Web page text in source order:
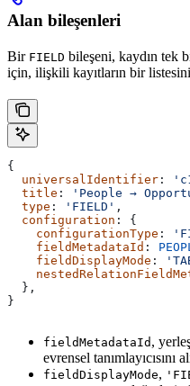
Alan bileşenleri
Bir FIELD bileşeni, kaydın tek
için, ilişkili kayıtların bir
{
  universalIdentifier
:
  title
: 'People →
  type
: 'FIELD' ,
  configuration
: {
    configurationType
:
    fieldMetadataId
:
    fieldDisplayMode
:
  },
}
fieldMetadataId ,
evrensel tanımlayıcısını
fieldDisplayMode,